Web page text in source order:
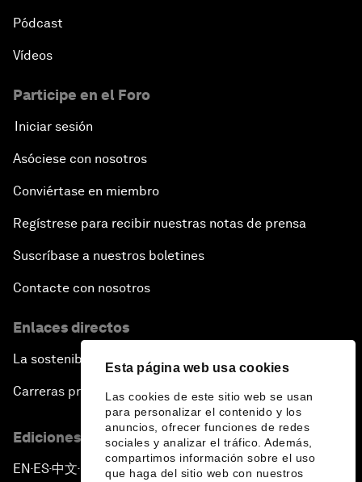
Esta página web usa cookies
Las cookies de este sitio web se usan
para personalizar el contenido y los
anuncios, ofrecer funciones de redes
sociales y analizar el tráfico. Además,
compartimos información sobre el uso
que haga del sitio web con nuestros
Pódcast
Vídeos
Participe en el Foro
Iniciar sesión
Asóciese con nosotros
Conviértase en miembro
Regístrese para recibir nuestras notas de prensa
Suscríbase a nuestros boletines
Contacte con nosotros
Enlaces directos
La sostenibilidad en el Foro
Carreras profesionales
Ediciones en otros idiomas
EN ▪ ES▪中文▪ 日本語